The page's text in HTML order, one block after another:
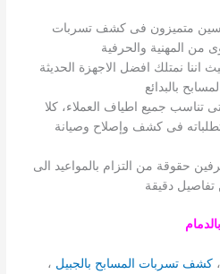
متميزون فى كشف تسربات
من المهنية والحرفية
اننا نمتلك افضل الاجهزة الحديثة
بالبدائع
تناسب جميع اطياف العملاء، كلا
فى كشف وإصلاح وصيانة
حقوقة من التزام بالمواعيد الى
تفاصيل دقيقة
،كشف تسربات المسابح بالجبيل ،